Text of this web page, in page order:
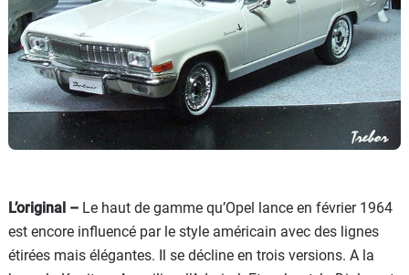
Marques
L’original – Le haut de gamme qu’Opel lance en février 1964
est encore influencé par le style américain avec des lignes
étirées mais élégantes. Il se décline en trois versions. A la